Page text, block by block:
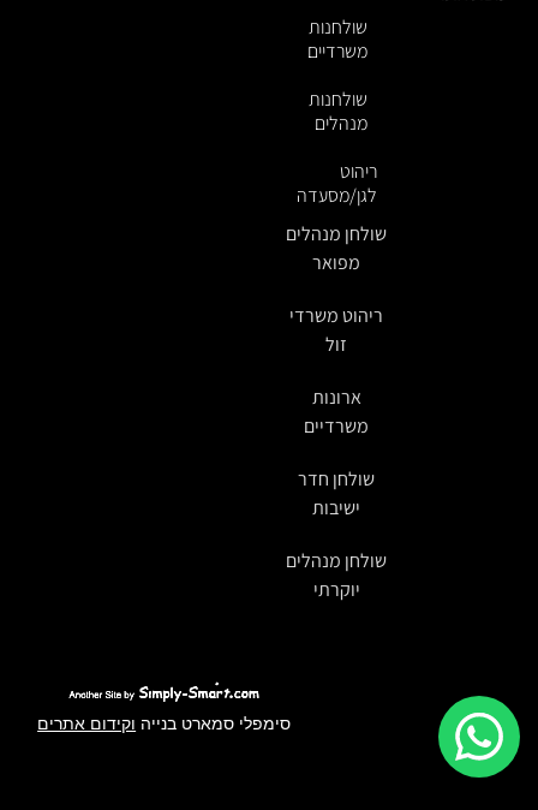
שולחנות
משרדיים
שולחנות
מנהלים
ריהוט
לגן/מסעדה
שולחן מנהלים
מפואר
ריהוט משרדי
זול
ארונות
משרדיים
שולחן חדר
ישיבות
שולחן מנהלים
יוקרתי
סימפלי סמארט בנייה וקידום אתרים